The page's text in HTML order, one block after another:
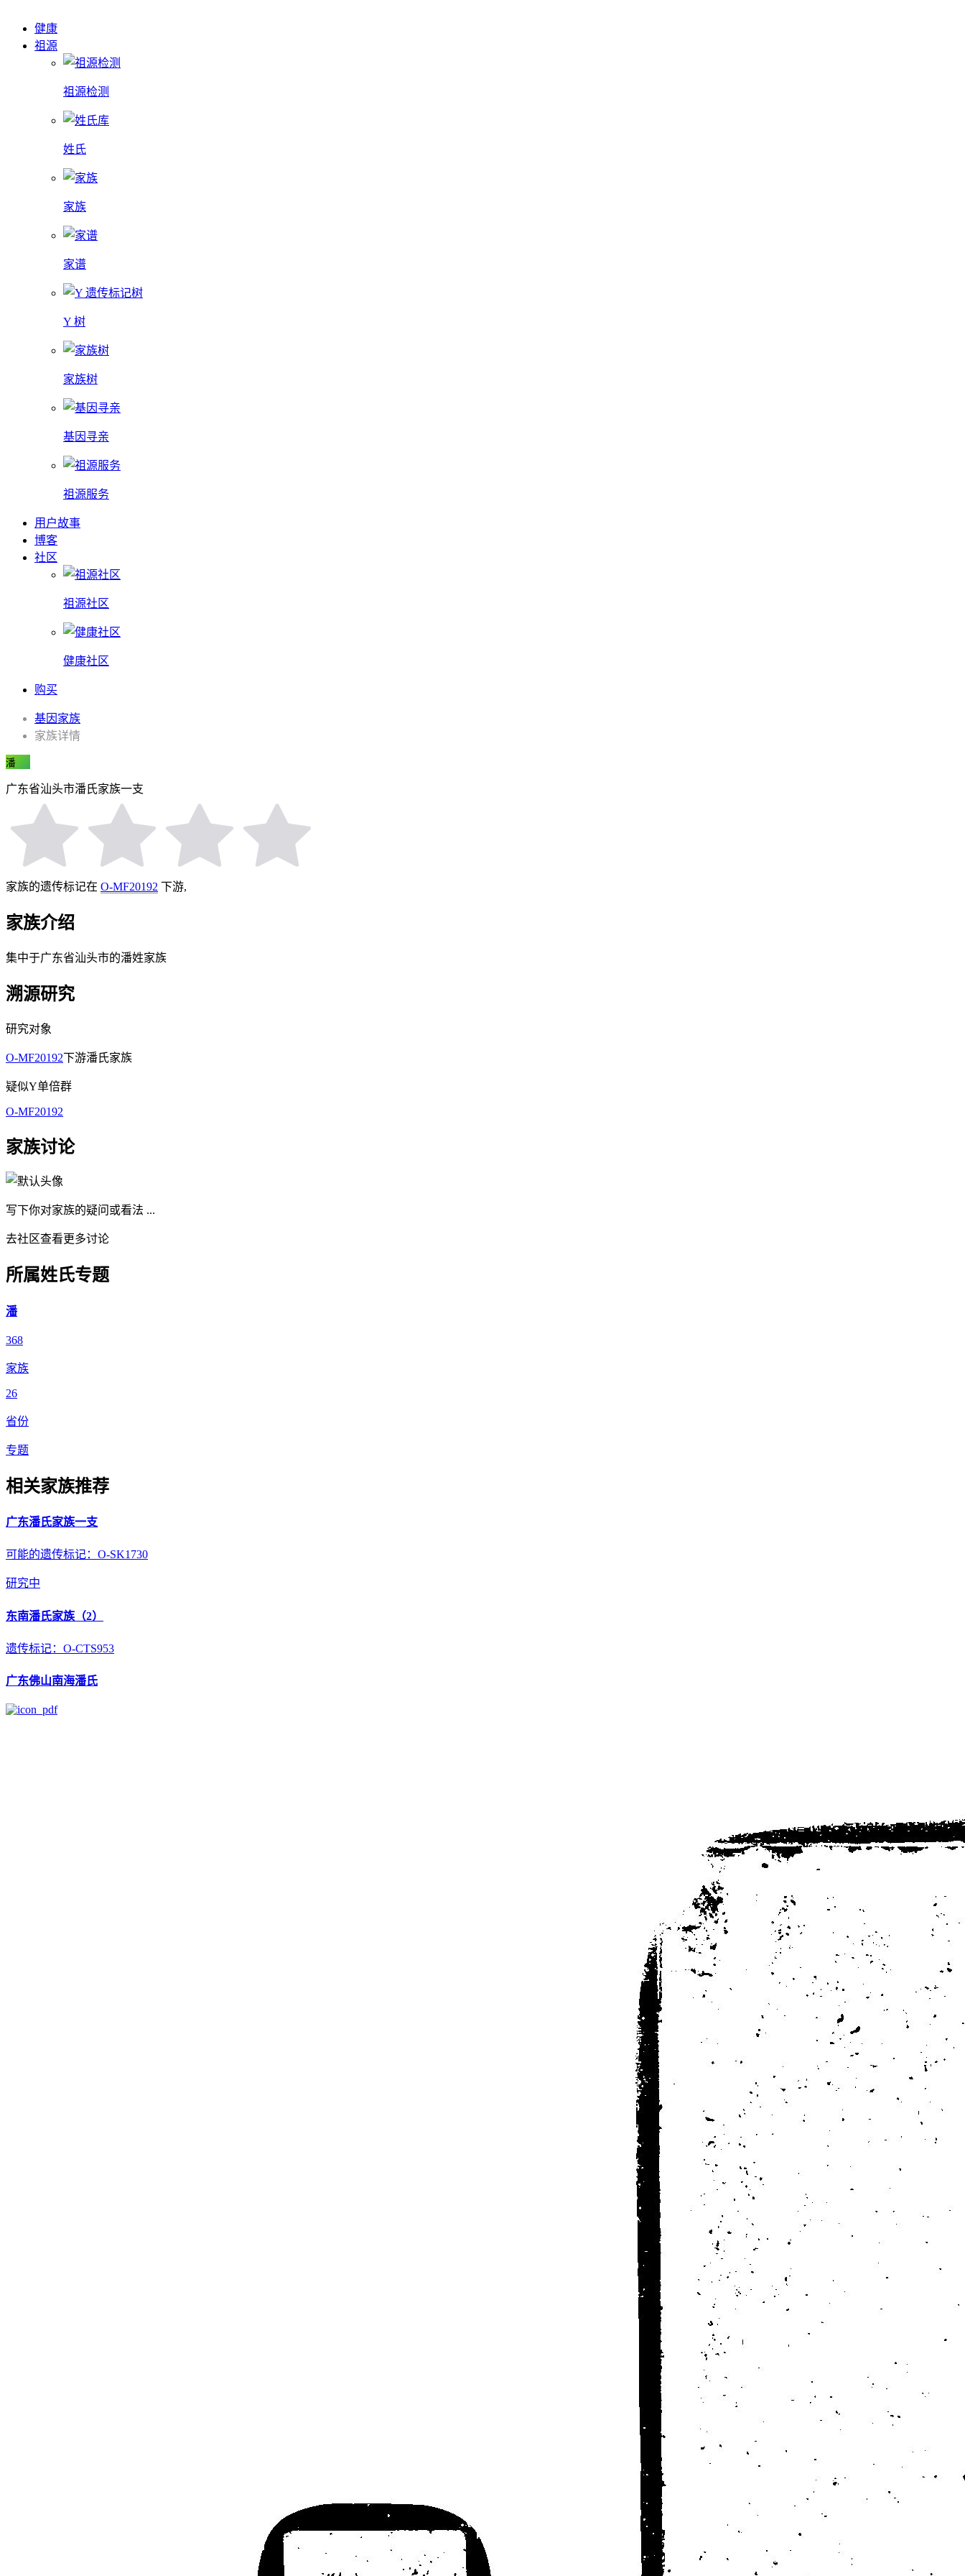
健康
祖源
祖源检测
姓氏
家族
家谱
Y 树
家族树
基因寻亲
祖源服务
用户故事
博客
社区
祖源社区
健康社区
购买
基因家族
家族详情
潘
广东省汕头市潘氏家族一支
家族的遗传标记在 O-MF20192 下游,
家族介绍
集中于广东省汕头市的潘姓家族
溯源研究
研究对象
O-MF20192下游潘氏家族
疑似Y单倍群
O-MF20192
家族讨论
写下你对家族的疑问或看法 ...
去社区查看更多讨论
所属姓氏专题
潘
368
家族
26
省份
专题
相关家族推荐
广东潘氏家族一支
可能的遗传标记：O-SK1730
研究中
东南潘氏家族（2）
遗传标记：O-CTS953
广东佛山南海潘氏